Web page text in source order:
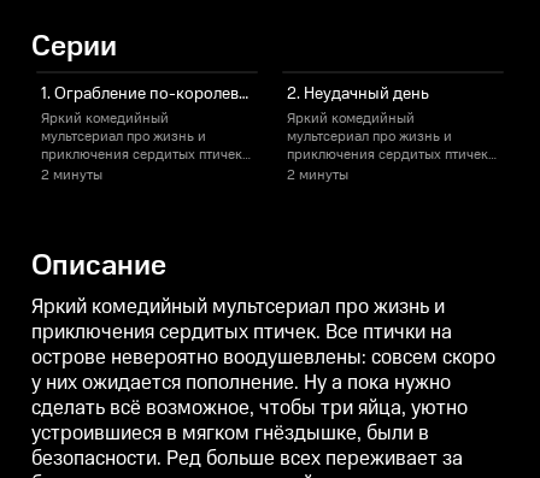
Серии
1. Ограбление по-королевски
Яркий комедийный
мультсериал про жизнь и
приключения сердитых птичек.
Все птички на острове
три яйца, уютно устроившиеся в
мягком гнёздышке, были в
безопасности. Ред больше всех
переживает за будущее
потомство и с полной
самоотверженностью оберегает
яйца. И не зря. Коварные
зелёные свиньи по поручению
своего короля хотят украсть
драгоценные яйца, чтобы
приготовить из них яичницу. Но
сердитые птички раз за разом
2 минуты
2. Неудачный день
Яркий комедийный
мультсериал про жизнь и
приключения сердитых птичек.
Все птички на острове
безопасности. Ред больше всех
переживает за будущее
потомство и с полной
самоотверженностью оберегает
яйца. И не зря. Коварные
зелёные свиньи по поручению
своего короля хотят украсть
драгоценные яйца, чтобы
приготовить из них яичницу. Но
сердитые птички раз за разом
2 минуты
Описание
Яркий комедийный мультсериал про жизнь и
приключения сердитых птичек. Все птички на
острове невероятно воодушевлены: совсем скоро
у них ожидается пополнение. Ну а пока нужно
сделать всё возможное, чтобы три яйца, уютно
устроившиеся в мягком гнёздышке, были в
безопасности. Ред больше всех переживает за